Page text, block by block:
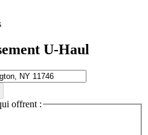
U-Haul
offrent :